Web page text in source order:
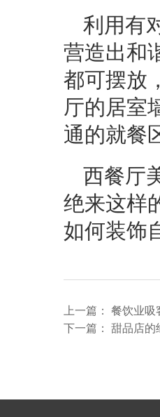
利用有
营造出和
都可摆放
厅的居室
通的就餐
西餐厅
绝来这样
如何装饰
上一篇： 餐饮业吸
下一篇： 甜品店的